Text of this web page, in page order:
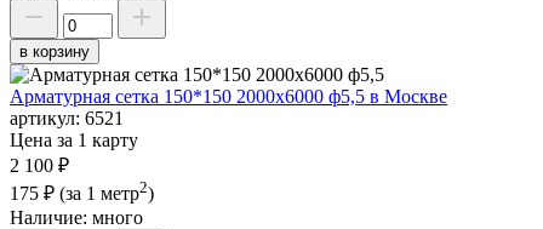
в корзину
Арматурная сетка 150*150 2000х6000 ф5,5 в Москве
артикул: 6521
Цена за 1 карту
2 100 ₽
175 ₽ (за 1 метр2)
Наличие: много